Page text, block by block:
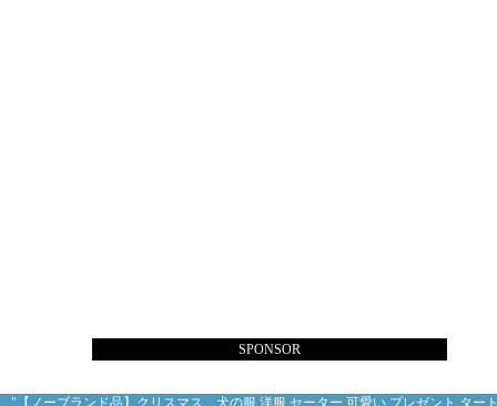
"【ノーブランド品】クリスマス 犬の服 洋服 セーター 可愛い プレゼント ター
SPONSOR